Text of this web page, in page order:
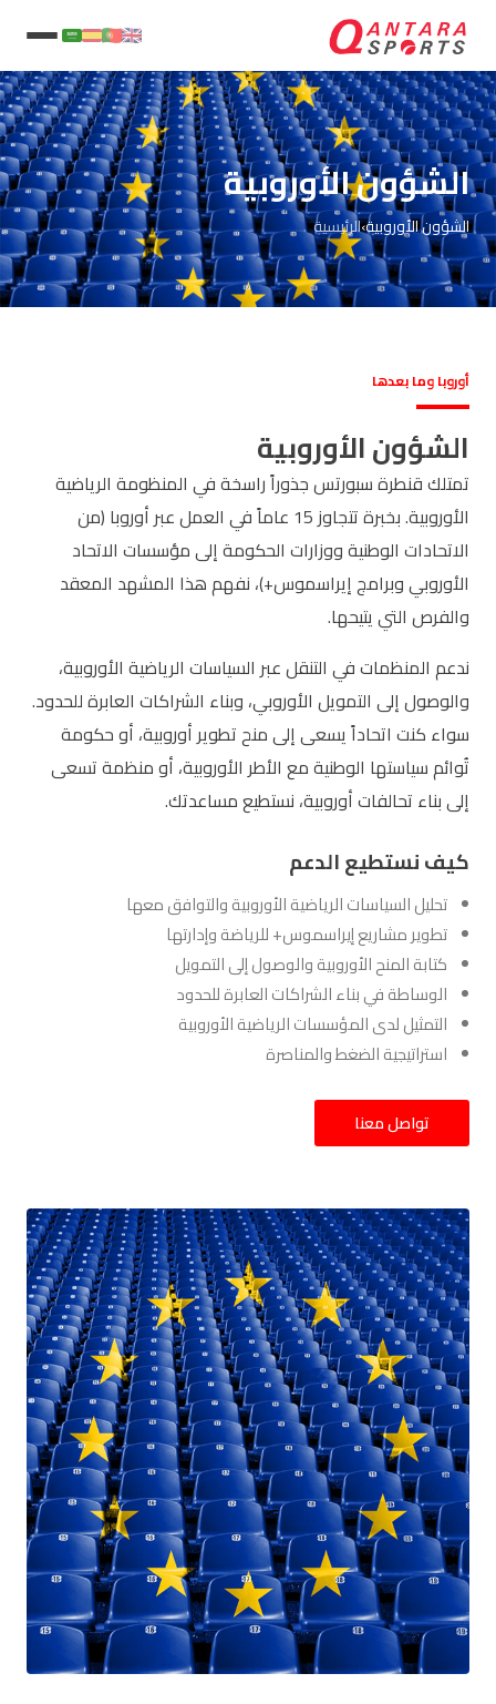
الشؤون الأوروبية
الرئيسية›الشؤون الأوروبية
أوروبا وما بعدها
الشؤون الأوروبية
تمتلك قنطرة سبورتس جذوراً راسخة في المنظومة الرياضية
الأوروبية. بخبرة تتجاوز 15 عاماً في العمل عبر أوروبا (من
الاتحادات الوطنية ووزارات الحكومة إلى مؤسسات الاتحاد
الأوروبي وبرامج إيراسموس+)، نفهم هذا المشهد المعقد
والفرص التي يتيحها.
ندعم المنظمات في التنقل عبر السياسات الرياضية الأوروبية،
والوصول إلى التمويل الأوروبي، وبناء الشراكات العابرة للحدود.
سواء كنت اتحاداً يسعى إلى منح تطوير أوروبية، أو حكومة
تُوائم سياستها الوطنية مع الأطر الأوروبية، أو منظمة تسعى
إلى بناء تحالفات أوروبية، نستطيع مساعدتك.
كيف نستطيع الدعم
تحليل السياسات الرياضية الأوروبية والتوافق معها
تطوير مشاريع إيراسموس+ للرياضة وإدارتها
كتابة المنح الأوروبية والوصول إلى التمويل
الوساطة في بناء الشراكات العابرة للحدود
التمثيل لدى المؤسسات الرياضية الأوروبية
استراتيجية الضغط والمناصرة
تواصل معنا